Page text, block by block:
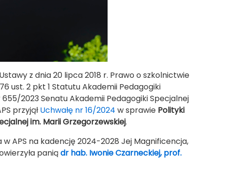
z dnia 20 lipca 2018 r. Prawo o szkolnictwie
ust. 2 pkt 1 Statutu Akademii Pedagogiki
2023 Senatu Akademii Pedagogiki Specjalnej
przyjąłUchwałę nr 16/2024 w sprawie Polityki
im. Marii Grzegorzewskiej.
APS na kadencję 2024-2028 Jej Magnificencja,
paniądr hab. Iwonie Czarneckiej, prof.